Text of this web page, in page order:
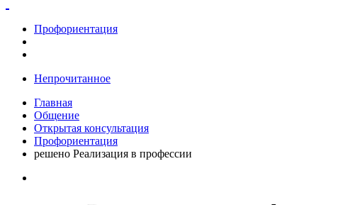
Профориентация
Непрочитанное
Главная
Общение
Открытая консультация
Профориентация
решено Реализация в профессии